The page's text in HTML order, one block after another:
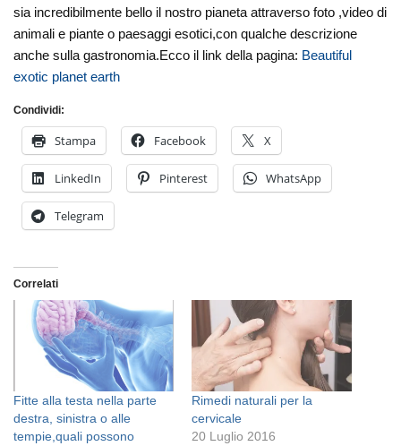
sia incredibilmente bello il nostro pianeta attraverso foto ,video di
animali e piante o paesaggi esotici,con qualche descrizione
anche sulla gastronomia.Ecco il link della pagina: Beautiful
exotic planet earth
Condividi:
Stampa Facebook X
LinkedIn Pinterest WhatsApp
Telegram
Correlati
Fitte alla testa nella parte
destra, sinistra o alle
tempie,quali possono
Rimedi naturali per la
cervicale
20 Luglio 2016